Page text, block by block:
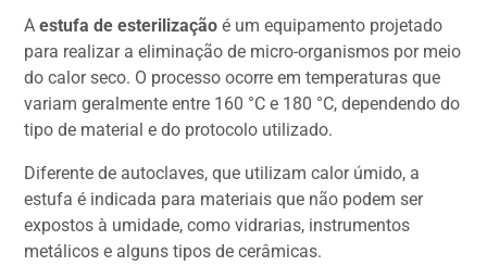
A estufa de esterilização é um equipamento projetado
para realizar a eliminação de micro-organismos por meio
do calor seco. O processo ocorre em temperaturas que
variam geralmente entre 160 °C e 180 °C, dependendo do
tipo de material e do protocolo utilizado.
Diferente de autoclaves, que utilizam calor úmido, a
estufa é indicada para materiais que não podem ser
expostos à umidade, como vidrarias, instrumentos
metálicos e alguns tipos de cerâmicas.